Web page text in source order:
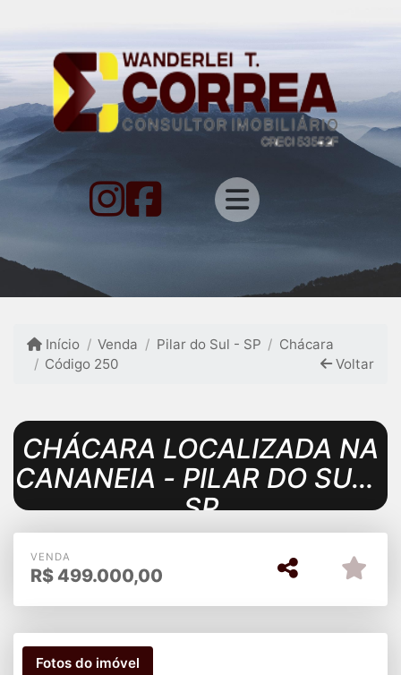
Início Venda Pilar do Sul - SP
Chácara
Código 250
Voltar
CHÁCARA LOCALIZADA NA
CANANEIA - PILAR DO SUL -
SP
VENDA
R$ 499.000,00
Fotos do imóvel